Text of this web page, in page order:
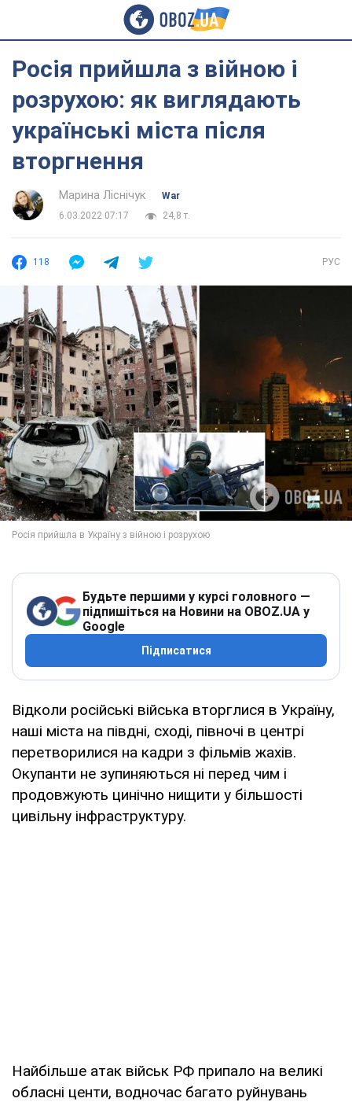
Росія прийшла з війною і
розрухою: як виглядають
українські міста після
вторгнення
Марина Ліснічук
War
6.03.2022 07:17
24,8 т.
118 РУС
Будьте першими у курсі головного —
підпишіться на Новини на OBOZ.UA у
Google
Підписатися
Відколи російські війська вторглися в Україну,
наші міста на півдні, сході, півночі в центрі
перетворилися на кадри з фільмів жахів.
Окупанти не зупиняються ні перед чим і
продовжують цинічно нищити у більшості
цивільну інфраструктуру.
Найбільше атак військ РФ припало на великі
обласні центи, водночас багато руйнувань